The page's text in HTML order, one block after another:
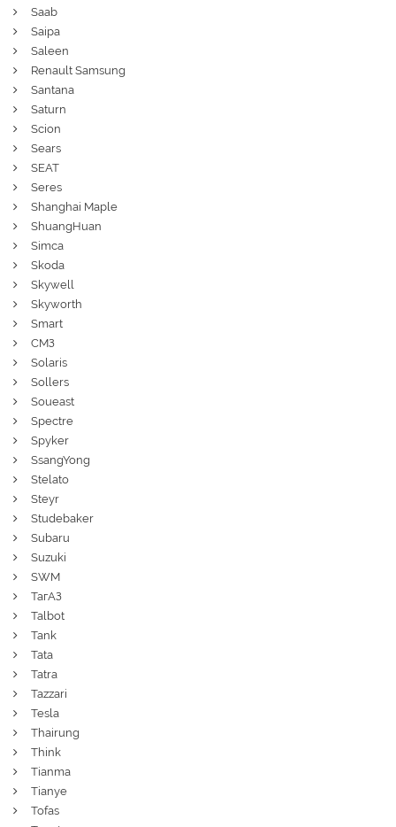
Saab
Saipa
Saleen
Renault Samsung
Santana
Saturn
Scion
Sears
SEAT
Seres
Shanghai Maple
ShuangHuan
Simca
Skoda
Skywell
Skyworth
Smart
СМЗ
Solaris
Sollers
Soueast
Spectre
Spyker
SsangYong
Stelato
Steyr
Studebaker
Subaru
Suzuki
SWM
ТагАЗ
Talbot
Tank
Tata
Tatra
Tazzari
Tesla
Thairung
Think
Tianma
Tianye
Tofas